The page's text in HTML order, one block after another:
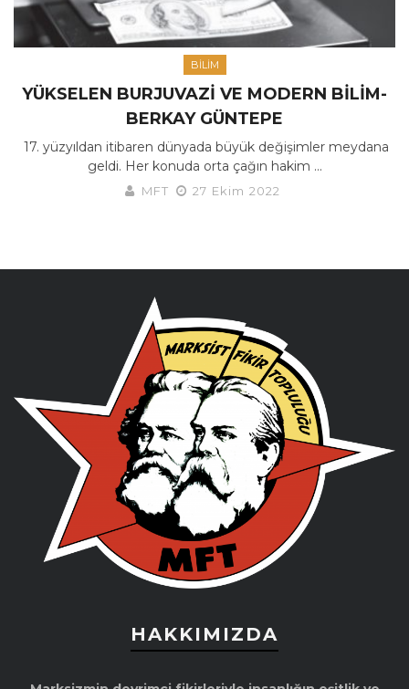
BILIM
YÜKSELEN BURJUVAZI VE MODERN BILIM-
BERKAY GÜNTEPE
17. yüzyıldan itibaren dünyada büyük değişimler meydana
geldi. Her konuda orta çağın hakim ...
MFT 27 Ekim 2022
HAKKIMIZDA